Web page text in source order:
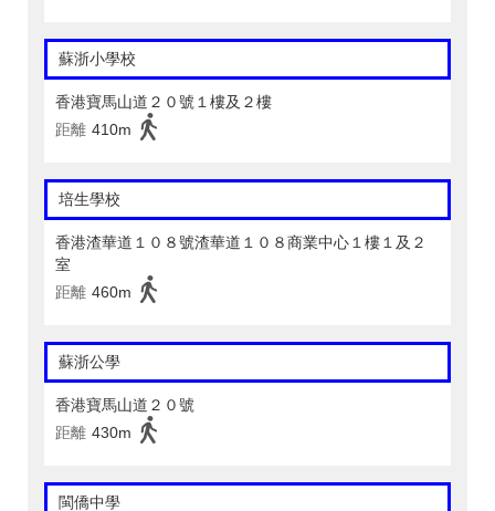
蘇浙小學校
香港寶馬山道２０號１樓及２樓
距離 410m
培生學校
香港渣華道１０８號渣華道１０８商業中心１樓１及２
室
距離 460m
蘇浙公學
香港寶馬山道２０號
距離 430m
閩僑中學